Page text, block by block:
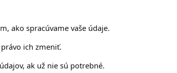
ako spracúvame vaše údaje.
ich zmeniť.
ak už nie sú potrebné.